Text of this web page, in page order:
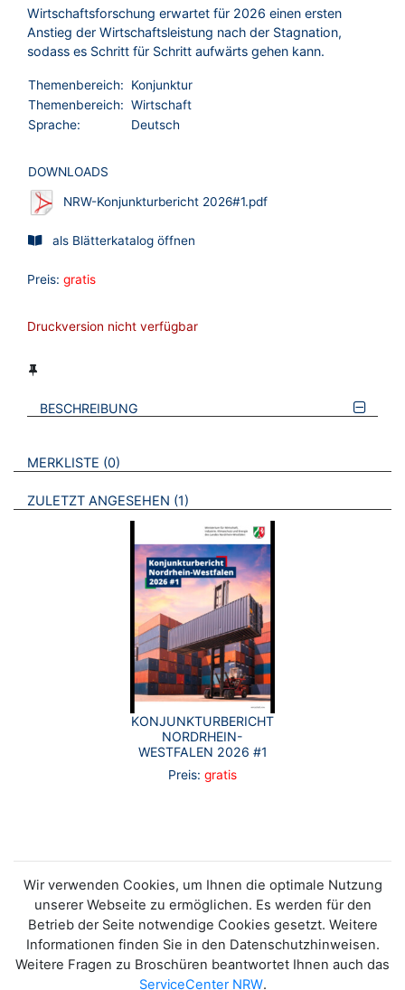
Wirtschaftsforschung erwartet für 2026 einen ersten
Anstieg der Wirtschaftsleistung nach der Stagnation,
sodass es Schritt für Schritt aufwärts gehen kann.
Themenbereich:
Konjunktur
Themenbereich: Wirtschaft
Sprache:
Deutsch
DOWNLOADS
NRW-Konjunkturbericht 2026#1.pdf
als Blätterkatalog öffnen
Preis: gratis
Druckversion nicht verfügbar
BESCHREIBUNG
VERWEISE AUF VERMERKTE- ODER ZULETZT ANGESEHENE
MERKLISTE 0 BROSCHÜREN
ZULETZT ANGESEHEN 1 BROSCHÜREN
KONJUNKTURBERICHT
NORDRHEIN-
WESTFALEN 2026 #1
Preis: gratis
Wir verwenden Cookies, um Ihnen die optimale Nutzung
unserer Webseite zu ermöglichen. Es werden für den
Betrieb der Seite notwendige Cookies gesetzt. Weitere
Informationen finden Sie in den Datenschutzhinweisen.
Weitere Fragen zu Broschüren beantwortet Ihnen auch das
ServiceCenter NRW.